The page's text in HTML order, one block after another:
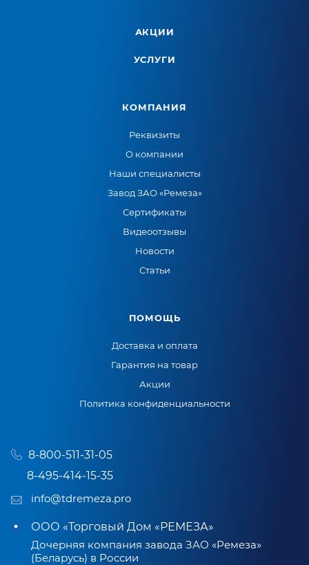
АКЦИИ
УСЛУГИ
КОМПАНИЯ
Реквизиты
О компании
Наши специалисты
Завод ЗАО «Ремеза»
Сертификаты
Видеоотзывы
Новости
Статьи
ПОМОЩЬ
Доставка и оплата
Гарантия на товар
Акции
Политика конфиденциальности
8-800-511-31-05
8-495-414-15-35
info@tdremeza.pro
ООО «Торговый Дом «РЕМЕЗА»
Дочерняя компания завода ЗАО «Ремеза»
(Беларусь) в России